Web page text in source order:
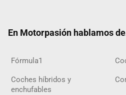
En Motorpasión hablamos
Fórmula1
Coches híbridos y
enchufables